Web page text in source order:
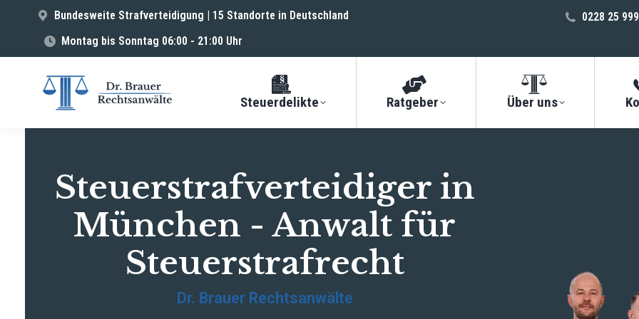
Bundesweite Strafverteidigung | 15 Standorte in Deutschland
Montag bis Sonntag 06:00 - 21:00 Uhr
0228 25
Steuerdelikte Ratgeber Über uns
Steuerstrafverteidiger in
München - Anwalt für
Steuerstrafrecht
Dr. Brauer Rechtsanwälte